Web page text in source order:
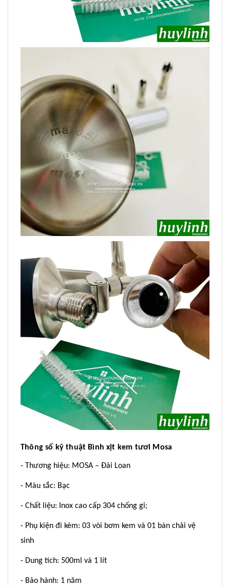
Thông số kỹ thuật Bình xịt kem tươi Mosa
- Thương hiệu: MOSA – Đài Loan
- Màu sắc: Bạc
- Chất liệu: Inox cao cấp 304 chống gỉ;
- Phụ kiện đi kèm: 03 vòi bơm kem và 01 bàn chải vệ
sinh
- Dung tích: 500ml và 1 lít
- Bảo hành: 1 năm